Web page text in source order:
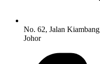
No. 62, Jalan
Johor